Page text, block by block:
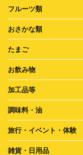
フルーツ類
おさかな類
たまご
お飲み物
加工品等
調味料・油
旅行・イベント・体験
雑貨・日用品